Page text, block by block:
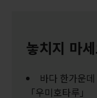
놓치지 마
바다 한가운
「우미호타루」